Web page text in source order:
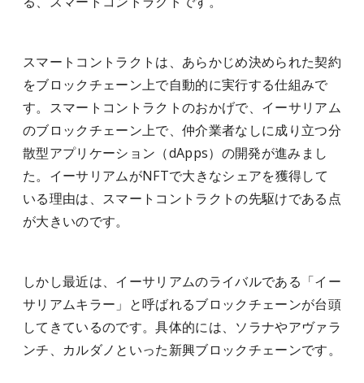
スマートコントラクトは、あらかじめ決められた契約
をブロックチェーン上で自動的に実行する仕組みで
す。スマートコントラクトのおかげで、イーサリアム
のブロックチェーン上で、仲介業者なしに成り立つ分
散型アプリケーション（dApps）の開発が進みまし
た。イーサリアムがNFTで大きなシェアを獲得して
いる理由は、スマートコントラクトの先駆けである点
が大きいのです。
しかし最近は、イーサリアムのライバルである「イー
サリアムキラー」と呼ばれるブロックチェーンが台頭
してきているのです。具体的には、ソラナやアヴァラ
ンチ、カルダノといった新興ブロックチェーンです。